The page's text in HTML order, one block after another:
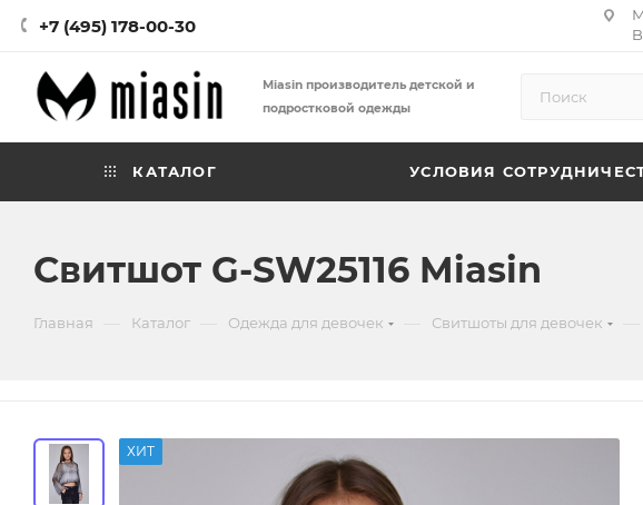
+7 (495) 178-00-30
Miasin производитель детской и
подростковой одежды
КАТАЛОГ УСЛОВИЯ
Свитшот G-SW25116 Miasin
Главная Каталог Одежда для девочек Свитшоты для девочек
ХИТ